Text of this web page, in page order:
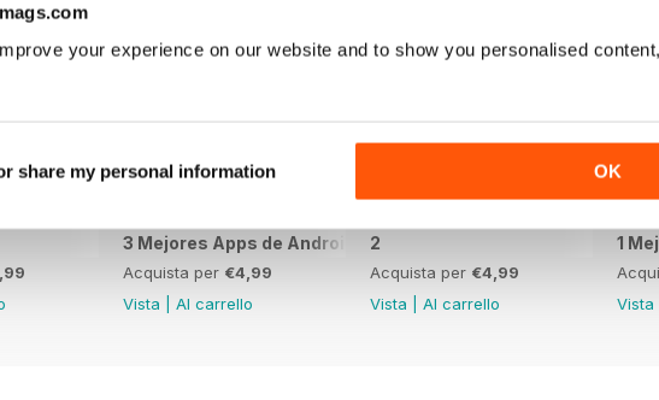
your experience on our website and to show you personalised
share my personal information OK
3 Mejores Apps de Android
Acquista per €4,99
Vista
Al carrello
2
Acquista per €4,99
Vista
Al carrello
1
Vista